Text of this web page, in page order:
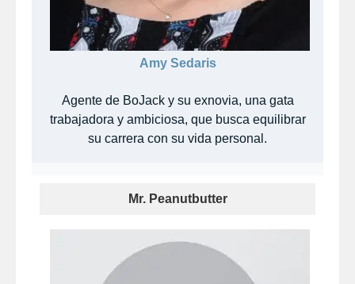
Amy Sedaris
Agente de BoJack y su exnovia, una gata
trabajadora y ambiciosa, que busca equilibrar
su carrera con su vida personal.
Mr. Peanutbutter